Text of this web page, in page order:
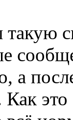
такую
а
Как